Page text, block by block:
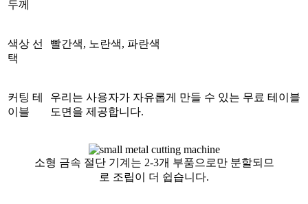
두께
색상 선
택
빨간색, 노란색, 파란색
커팅 테
이블
우리는 사용자가 자유롭게 만들 수 있는 무료 테이블
도면을 제공합니다.
소형 금속 절단 기계는 2-3개 부품으로만 분할되므
로 조립이 더 쉽습니다.